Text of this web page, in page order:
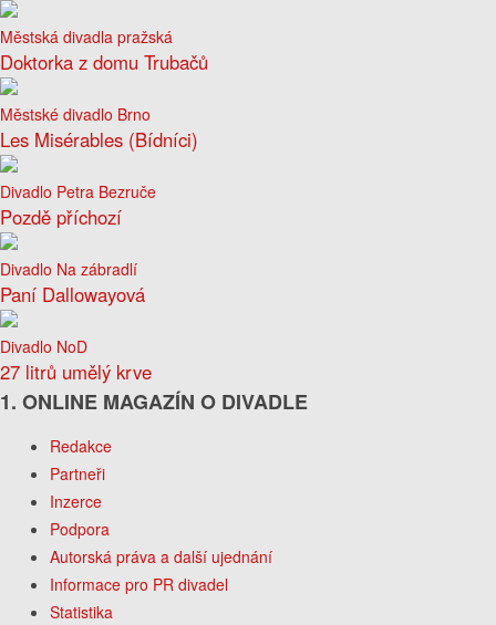
Městská divadla pražská
Doktorka z domu Trubačů
Městské divadlo Brno
Les Misérables (Bídníci)
Divadlo Petra Bezruče
Pozdě příchozí
Divadlo Na zábradlí
Paní Dallowayová
Divadlo NoD
27 litrů umělý krve
1. ONLINE MAGAZÍN O DIVADLE
Redakce
Partneři
Inzerce
Podpora
Autorská práva a další ujednání
Informace pro PR divadel
Statistika